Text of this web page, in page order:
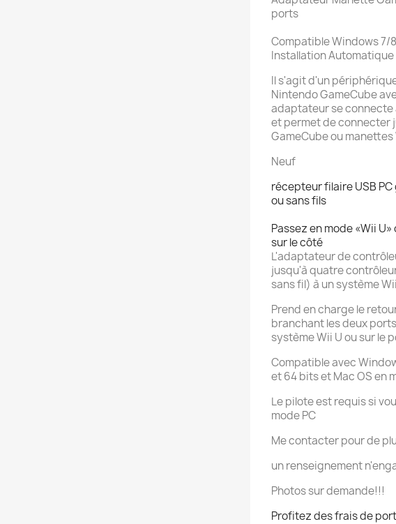
ports
Compatible Windows 7/
Installation Automatique
Il s'agit d'un
Nintendo GameCube
adaptateur se connecte
et permet de connecter
GameCube ou
Neuf
récepteur filaire USB
ousans fils
Passez en mode «Wii
sur le côté
L'adaptateur de
jusqu'à quatre
sans fil) à un système
Prend en charge le
branchant les deux
système Wii U ou sur le
Compatible avec
et 64 bits et Mac OS en
Le pilote est requis si
mode PC
Me contacter pour de
un renseignement
Photos sur demande!!!
Profitez des frais de